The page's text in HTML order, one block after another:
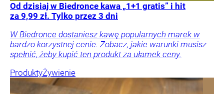
Od dzisiaj w Biedronce kawa „1+1 gratis” i hit
za 9,99 zł. Tylko przez 3 dni
W Biedronce dostaniesz kawę popularnych marek w
bardzo korzystnej cenie. Zobacz, jakie warunki musisz
spełnić, żeby kupić ten produkt za ułamek ceny.
ProduktyŻywienie